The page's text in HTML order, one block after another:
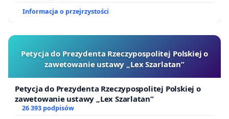
Informacja o przejrzystości
Petycja do Prezydenta Rzeczypospolitej Polskiej o
zawetowanie ustawy „Lex Szarlatan”
Petycja do Prezydenta Rzeczypospolitej Polskiej o
zawetowanie ustawy „Lex Szarlatan”
26 393 podpisów